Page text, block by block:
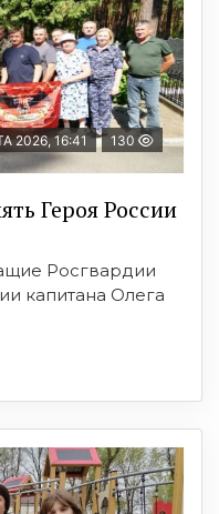
2026, 16:41 130
Героя России
Росгвардии
капитана Олега